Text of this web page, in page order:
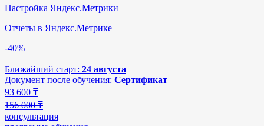
Настройка Яндекс.Метрики
Отчеты в Яндекс.Метрике
-40%
Ближайший старт: 24 августа
Документ после обучения: Сертификат
93 600 ₸
156 000 ₸
консультация